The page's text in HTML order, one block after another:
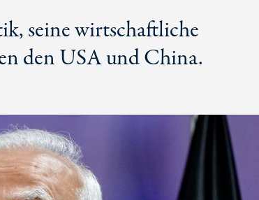
seine wirtschaftliche
den USA und China.